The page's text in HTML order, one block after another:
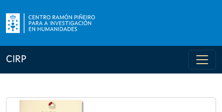
CIRP